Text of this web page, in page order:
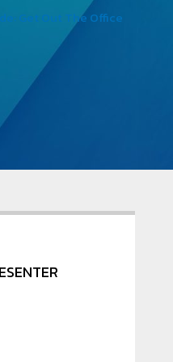
Get Out The Office